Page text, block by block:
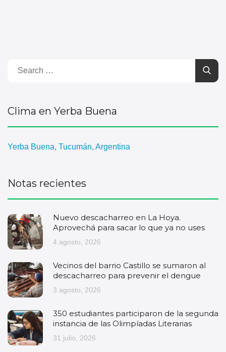
Clima en Yerba Buena
Yerba Buena, Tucumán, Argentina
Notas recientes
Nuevo descacharreo en La Hoya.
Aprovechá para sacar lo que ya no uses
4 agosto, 2026
Vecinos del barrio Castillo se sumaron al
descacharreo para prevenir el dengue
3 agosto, 2026
350 estudiantes participaron de la segunda
instancia de las Olimpíadas Literarias
31 julio, 2026